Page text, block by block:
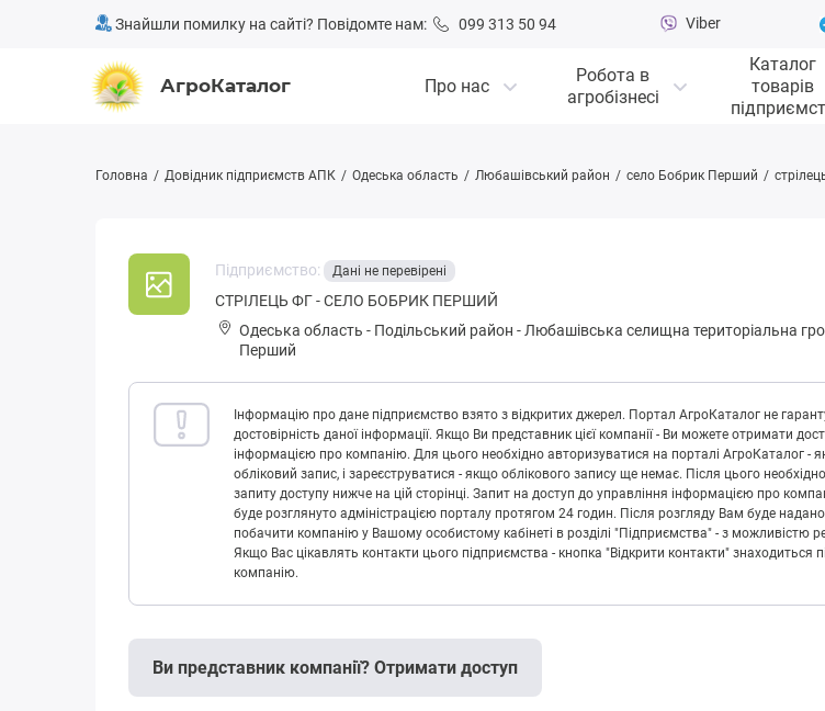
Знайшли помилку на сайті? Повідомте нам: 099 313 50 94 Viber
АгроКаталог Про нас
Робота в
агробізнесі
Каталог
товарів
Головна Довідник підприємств АПК Одеська область Любашівський район село Бобрик Перший
Підприємство: Дані не перевірені
СТРІЛЕЦЬ ФГ - СЕЛО БОБРИК ПЕРШИЙ
Одеська область - Подільський район - Любaшівськa селищна територіальна
Перший
Інформацію про дане підприємство взято з відкритих джерел. Портал АгроКаталог не
достовірність даної інформації. Якщо Ви представник цієї компанії - Ви можете отримати
інформацією про компанію. Для цього необхідно авторизуватися на порталі АгроКаталог -
обліковий запис, і зареєструватися - якщо облікового запису ще немає. Після цього
запиту доступу нижче на цій сторінці. Запит на доступ до управління інформацією про
буде розглянуто адміністрацією порталу протягом 24 годин. Після розгляду Вам буде
побачити компанію у Вашому особистому кабінеті в розділі "Підприємства" - з можливістю
Якщо Вас цікавлять контакти цього підприємства - кнопка "Відкрити контакти" знаходиться
компанію.
Ви представник компанії? Отримати доступ